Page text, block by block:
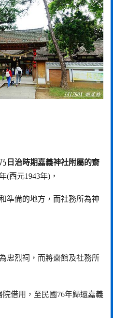
日治時期嘉義神社附屬的齋
(西元1943年)，
準備的地方，而社務所為神
忠烈祠，而將齋館及社務所
借用，至民國76年歸還嘉義